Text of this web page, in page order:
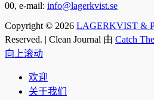
00, e-mail: info@lagerkvist.se
Copyright © 2026 LAGERKVIST &
Reserved. | Clean Journal 由 Catch
向上滚动
欢迎
关于我们